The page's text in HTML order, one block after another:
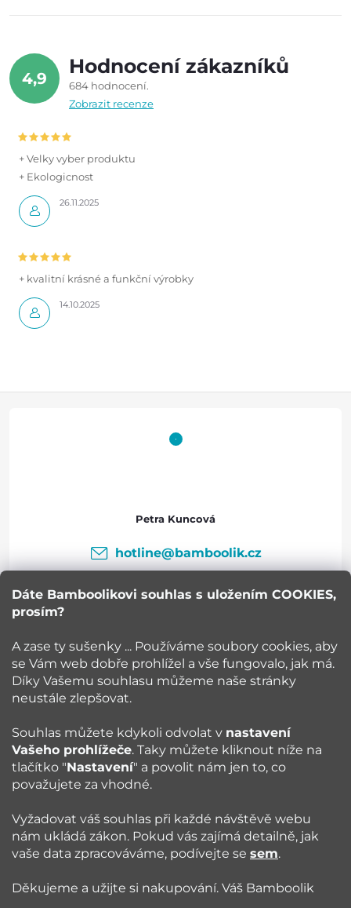
Dáte Bamboolikovi souhlas s uložením COOKIES,
prosím?
A zase ty sušenky ... Používáme soubory cookies, aby
se Vám web dobře prohlížel a vše fungovalo, jak má.
Díky Vašemu souhlasu můžeme naše stránky
neustále zlepšovat.
Souhlas můžete kdykoli odvolat v nastavení
Vašeho prohlížeče. Taky můžete kliknout níže na
tlačítko "Nastavení" a povolit nám jen to, co
považujete za vhodné.
Vyžadovat váš souhlas při každé návštěvě webu
nám ukládá zákon. Pokud vás zajímá detailně, jak
vaše data zpracováváme, podívejte se sem.
Děkujeme a užijte si nakupování. Váš Bamboolik
4,9
Hodnocení zákazníků
684 hodnocení
Zobrazit recenze
26.11.2025
+ Velky vyber produktu
+ Ekologicnost
14.10.2025
+ kvalitní krásné a funkční výrobky
í
Bamboolik
Vše o nákupu
Blog
Petra Kuncová
hotline@bamboolik.cz